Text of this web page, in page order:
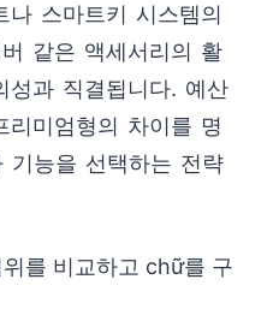
나 스마트키 시스템의
같은 액세서리의 활
성과 직결됩니다. 예산
리미엄형의 차이를 명
기능을 선택하는 전략
를 비교하고 chữ를 구